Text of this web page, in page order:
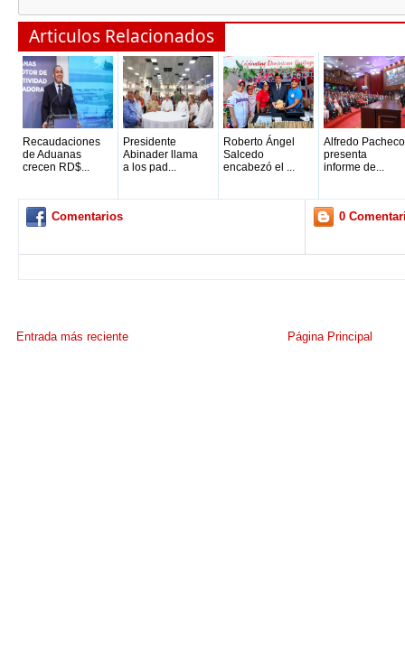
Articulos Relacionados
Recaudaciones
de Aduanas
crecen RD$...
Presidente
Abinader llama
a los pad...
Roberto Ángel
Salcedo
encabezó el ...
Alfredo Pacheco
presenta
informe de...
Comentarios 0
Entrada más reciente Página Principal